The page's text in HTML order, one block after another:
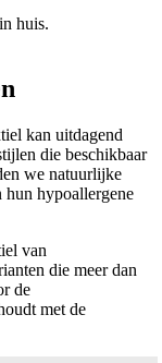
kan uitdagend
die beschikbaar
we natuurlijke
hun hypoallergene
van
die meer dan
de
met de